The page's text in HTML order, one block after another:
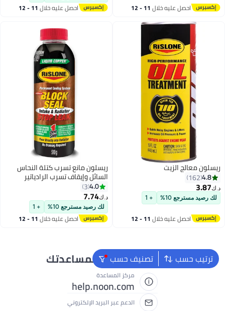
احصل عليه خلال 11 - 12 احصل عليه خلال 11 - 12
ريسلون معالج الزيت
4.8
162
د.ك‏3.87
لك رصيد مسترجع 10% + 1
احصل عليه خلال 11 - 12
ريسلون مانع تسرب كتلة النحاس
السائل وإيقاف تسرب الرادياتير
4.0
3
د.ك‏7.74
لك رصيد مسترجع 10% + 1
احصل عليه خلال 11 - 12
ترتيب حسب تصنيف حسب
نحن دائماً جاهزون لمساعدتك
مركز المساعدة
help.noon.com
الدعم عبر البريد الإلكتروني